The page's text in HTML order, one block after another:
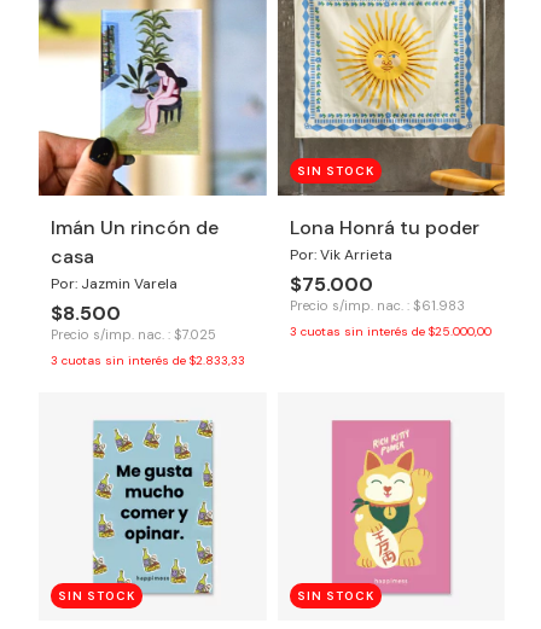
Imán Un rincón de
casa
Por: Jazmin Varela
$8.500
Precio s/imp. nac. : $7.025
3 cuotas sin interés de $2.833,33
SIN STOCK
Lona Honrá tu poder
Por: Vik Arrieta
$75.000
Precio s/imp. nac. : $61.983
3 cuotas sin interés de $25.000,00
SIN STOCK SIN STOCK